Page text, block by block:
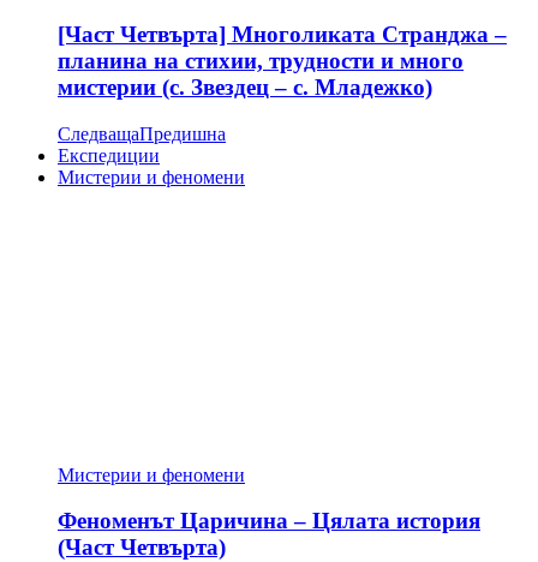
[Част Четвърта] Многоликата Странджа –
планина на стихии, трудности и много
мистерии (с. Звездец – с. Младежко)
СледващаПредишна
Експедиции
Мистерии и феномени
Мистерии и феномени
Феноменът Царичина – Цялата история
(Част Четвърта)